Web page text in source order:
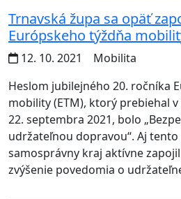
Trnavská župa sa opäť
Európskeho týždňa
12. 10. 2021
Mobilita
Heslom jubilejného 20. ročníka
mobility (ETM), ktorý prebiehal
22. septembra 2021, bolo
udržateľnou dopravou“. Aj
samosprávny kraj aktívne
zvýšenie povedomia o